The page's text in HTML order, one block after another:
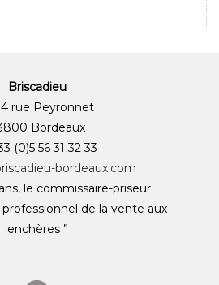
Briscadieu
rue Peyronnet
Bordeaux
(0)5 56 31 32 33
bordeaux.com
le commissaire-priseur
de la vente aux
enchères ”